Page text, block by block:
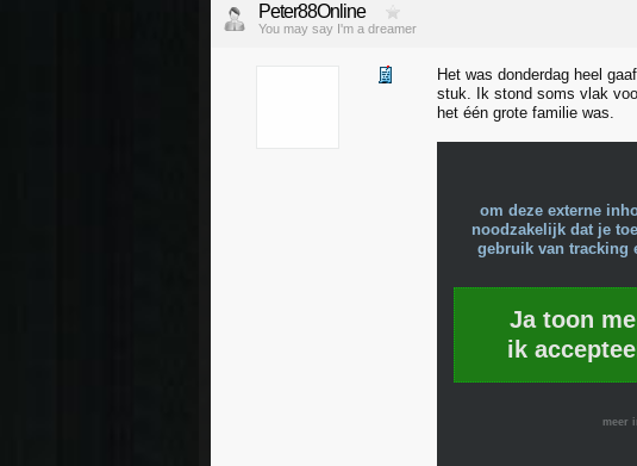
Peter88Online
You may say I'm a dreamer
Het was donderdag heel
stuk. Ik stond soms vlak
het één grote familie was.
om deze externe
noodzakelijk dat je
gebruik van tracking
Ja toon
ik
meer